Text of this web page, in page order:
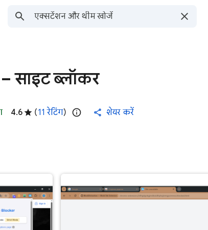
साइट ब्लॉकर
4.6 (11 रेटिंग) शेयर करें